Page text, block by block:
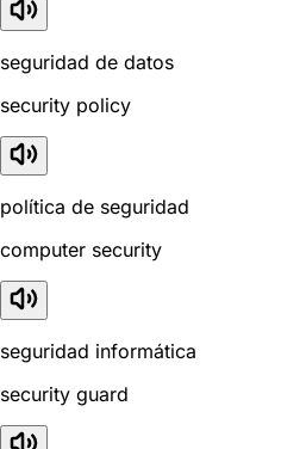
seguridad de datos
security policy
política de seguridad
computer security
seguridad informática
security guard